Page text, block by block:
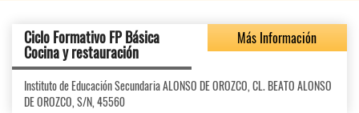
Ciclo Formativo FP Básica
Cocina y restauración
Más Información
Instituto de Educación Secundaria ALONSO DE OROZCO, CL. BEATO ALONSO
DE OROZCO, S/N, 45560